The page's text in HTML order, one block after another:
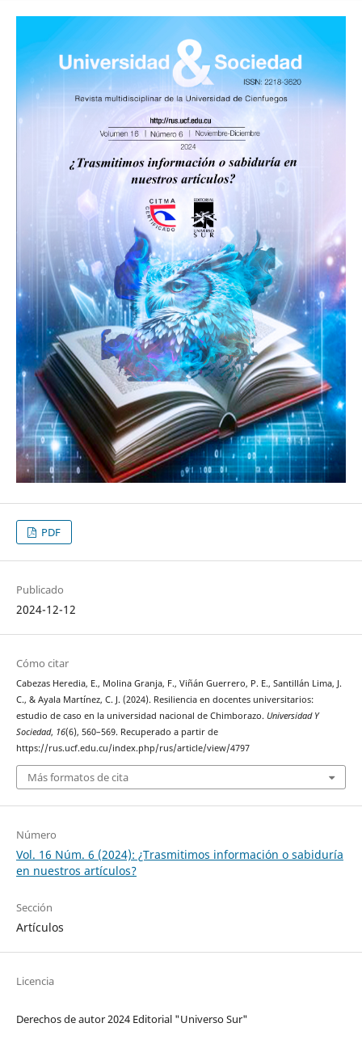
PDF
Publicado
2024-12-12
Cómo citar
Cabezas Heredia, E., Molina Granja, F., Viñán Guerrero, P. E., Santillán Lima, J.
C., & Ayala Martínez, C. J. (2024). Resiliencia en docentes universitarios:
estudio de caso en la universidad nacional de Chimborazo. Universidad Y
Sociedad, 16(6), 560–569. Recuperado a partir de
https://rus.ucf.edu.cu/index.php/rus/article/view/4797
Más formatos de cita
Número
Vol. 16 Núm. 6 (2024): ¿Trasmitimos información o sabiduría
en nuestros artículos?
Sección
Artículos
Licencia
Derechos de autor 2024 Editorial "Universo Sur"